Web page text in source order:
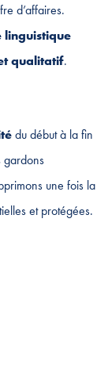
d’affaires.
linguistique
qualitatif.
du début à la fin
gardons
une fois la
et protégées.